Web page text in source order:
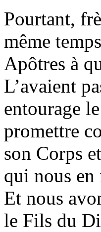
Pourtant,
même
Apôtres à
L’avaient
entourage
promettre
son Corps
qui nous en
Et nous
le Fils du